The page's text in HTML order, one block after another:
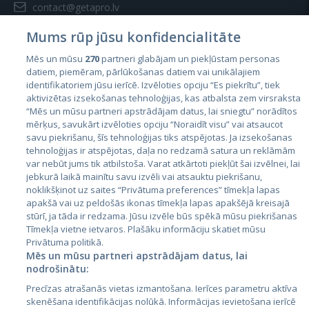
contact@getapro.lv
Страны
Эстония
Латвия
Литва
City24.lv
City24.ee
CVbankas.lt
Kainos.lt
Mums rūp jūsu konfidencialitāte
Mēs un mūsu 270partneri glabājam un piekļūstam personas
datiem, piemēram, pārlūkošanas datiem vai unikālajiem
identifikatoriem jūsu ierīcē. Izvēloties opciju “Es piekrītu”, tiek
aktivizētas izsekošanas tehnoloģijas, kas atbalsta zem virsraksta
“Mēs un mūsu partneri apstrādājam datus, lai sniegtu” norādītos
mērķus, savukārt izvēloties opciju “Noraidīt visu” vai atsaucot
savu piekrišanu, šīs tehnoloģijas tiks atspējotas. Ja izsekošanas
tehnoloģijas ir atspējotas, daļa no redzamā satura un reklāmām
var nebūt jums tik atbilstoša. Varat atkārtoti piekļūt šai izvēlnei, lai
jebkurā laikā mainītu savu izvēli vai atsauktu piekrišanu,
noklikšķinot uz saites “Privātuma preferences” tīmekļa lapas
apakšā vai uz peldošās ikonas tīmekļa lapas apakšējā kreisajā
stūrī, ja tāda ir redzama. Jūsu izvēle būs spēkā mūsu piekrišanas
Tīmekļa vietne ietvaros. Plašāku informāciju skatiet mūsu
Privātuma politikā.
Mēs un mūsu partneri apstrādājam datus, lai
nodrošinātu:
Precīzas atrašanās vietas izmantošana. Ierīces parametru aktīva
skenēšana identifikācijas nolūkā. Informācijas ievietošana ierīcē